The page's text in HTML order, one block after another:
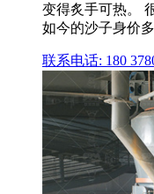
变得炙手可热。
如今的沙子身价多
联系电话: 180